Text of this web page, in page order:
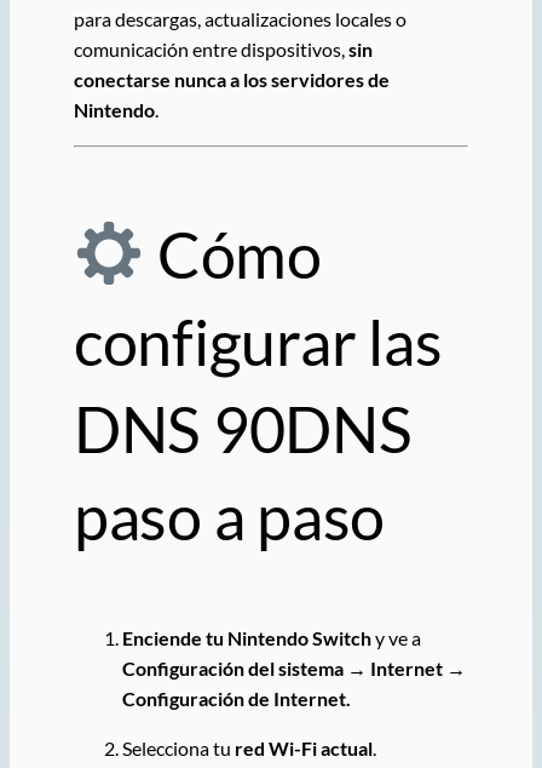
para descargas, actualizaciones locales o
comunicación entre dispositivos,sin
conectarse nunca a los servidores de
Nintendo.
Cómo
configurar las
DNS 90DNS
paso a paso
Enciende tu Nintendo Switchy ve a
Configuración del sistema → Internet →
Configuración de Internet.
Selecciona tu red Wi-Fi actual.